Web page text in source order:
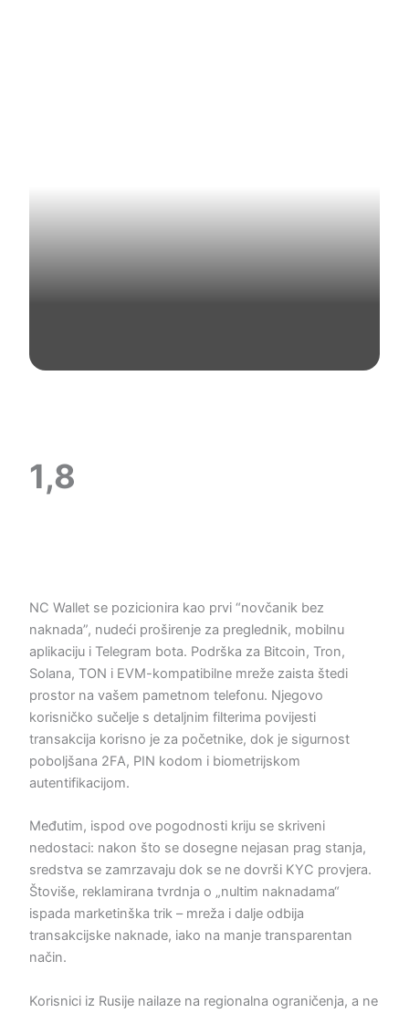
1,8
NC Wallet se pozicionira kao prvi “novčanik bez
naknada”, nudeći proširenje za preglednik, mobilnu
aplikaciju i Telegram bota. Podrška za Bitcoin, Tron,
Solana, TON i EVM-kompatibilne mreže zaista štedi
prostor na vašem pametnom telefonu. Njegovo
korisničko sučelje s detaljnim filterima povijesti
transakcija korisno je za početnike, dok je sigurnost
poboljšana 2FA, PIN kodom i biometrijskom
autentifikacijom.
Međutim, ispod ove pogodnosti kriju se skriveni
nedostaci: nakon što se dosegne nejasan prag stanja,
sredstva se zamrzavaju dok se ne dovrši KYC provjera.
Štoviše, reklamirana tvrdnja o „nultim naknadama“
ispada marketinška trik – mreža i dalje odbija
transakcijske naknade, iako na manje transparentan
način.
Korisnici iz Rusije nailaze na regionalna ograničenja, a ne